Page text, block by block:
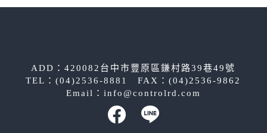
ADD：420082台中市豐原區鎌村路39巷49號
TEL：(04)2536-8881 FAX：(04)2536-9862
Email： info@controlrd.com